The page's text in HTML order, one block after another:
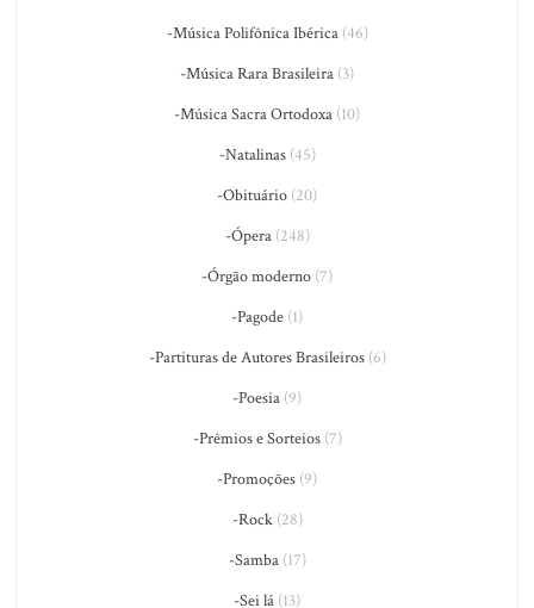
-Música Polifônica Ibérica(46)
-Música Rara Brasileira (3)
-Música Sacra Ortodoxa (10)
-Natalinas(45)
-Obituário (20)
-Ópera(248)
-Órgão moderno (7)
-Pagode (1)
-Partituras de Autores Brasileiros(6)
-Poesia (9)
-Prêmios e Sorteios(7)
-Promoções (9)
-Rock(28)
-Samba(17)
-Sei lá (13)